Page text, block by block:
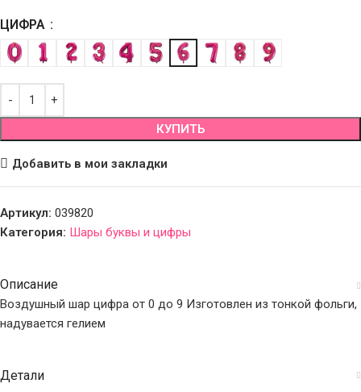
ЦИФРА
КУПИТЬ
Добавить в мои закладки
Артикул: 039820
Категория: Шары буквы и цифры
Описание
Воздушный шар цифра от 0 до 9 Изготовлен из тонкой фольги,
надувается гелием
Детали